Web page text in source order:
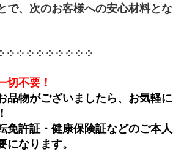
で、次のお客様への安心材料とな
༶ ༶ ༶ ༶ ༶ ༶ ༶ ༶ ༶
切不要！
品物がございましたら、お気軽に
免許証・健康保険証などのご本人
になります。